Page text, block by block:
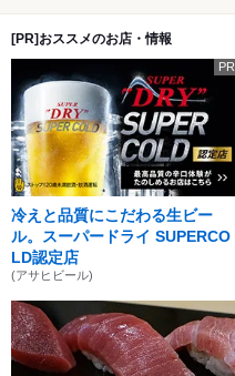
[PR]おススメのお店・情報
PR
冷えと品質にこだわる生ビー
ル。スーパードライ SUPERCO
LD認定店
(アサヒビール)